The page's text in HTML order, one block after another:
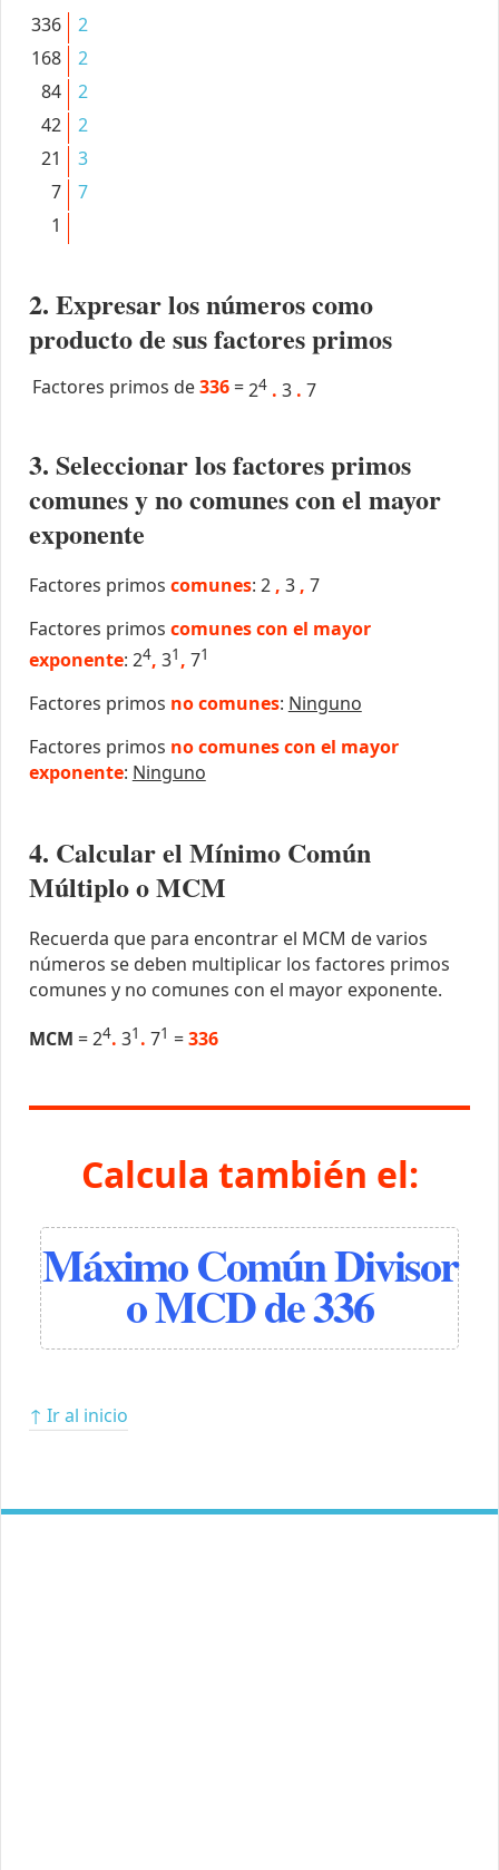
336
2
168
2
84
2
42
2
21
3
7
7
1
2. Expresar los números como
producto de sus factores primos
Factores primos de336 =24 . 3 . 7
3. Seleccionar los factores primos
comunes y no comunes con el mayor
exponente
Factores primos comunes: 2 , 3 , 7
Factores primos comunes con el mayor
exponente: 24, 31 , 71
Factores primos no comunes: Ninguno
Factores primos no comunes con el mayor
exponente: Ninguno
4. Calcular el Mínimo Común
Múltiplo o MCM
Recuerda que para encontrar el MCM de varios
números se deben multiplicar los factores primos
comunes y no comunes con el mayor exponente.
MCM = 24. 31 . 71 =336
Calcula también el:
Máximo Común Divisor
o MCD de 336
↑ Ir al inicio